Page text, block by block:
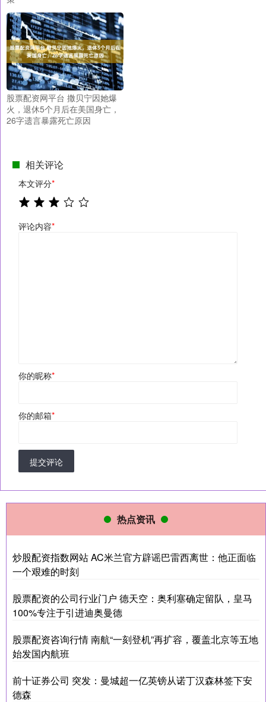
股票配资网平台 撒贝宁因她爆
火，退休5个月后在美国身亡，
26字遗言暴露死亡原因
相关评论
本文评分*
评论内容*
你的昵称*
你的邮箱*
提交评论
热点资讯
炒股配资指数网站 AC米兰官方辟谣巴雷西离世：他正面临
一个艰难的时刻
股票配资的公司行业门户 德天空：奥利塞确定留队，皇马
100%专注于引进迪奥曼德
股票配资咨询行情 南航“一刻登机”再扩容，覆盖北京等五地
始发国内航班
前十证券公司 突发：曼城超一亿英镑从诺丁汉森林签下安
德森